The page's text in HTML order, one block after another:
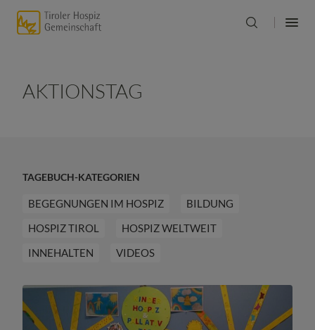
AKTIONSTAG
TAGEBUCH-KATEGORIEN
BEGEGNUNGEN IM HOSPIZ
BILDUNG
HOSPIZ TIROL
HOSPIZ WELTWEIT
INNEHALTEN
VIDEOS